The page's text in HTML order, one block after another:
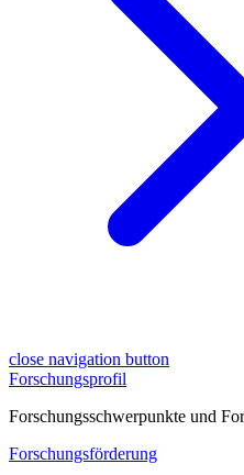
close navigation button
Forschungsprofil
Forschungsschwerpunkte und
Forschungsförderung